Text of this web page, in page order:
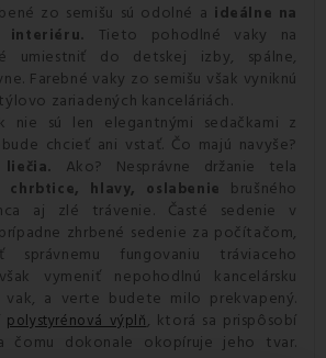
zo semišu sú odolné a ideálne na
interiéru.
Tieto pohodlné vaky na
umiestniť do detskej izby, spálne,
Farebné vaky zo semišu však vyniknú
zariadených kanceláriách.
nie sú len elegantnými sedačkami z
chcieť ani vstať. Čo majú navyše?
Ako? Nesprávne držanie tela
chrbtice, hlavy, oslabenie brušného
aj zlé trávenie. Časté sedenie v
zhrbené sedenie za počítačom,
správnemu fungovaniu tráviaceho
vymeniť nepohodlnú kancelársku
vak, a verte budete milo prekvapený.
polystyrénová výplň, ktorá sa prispôsobí
čomu dokonale okopíruje jeho tvar.